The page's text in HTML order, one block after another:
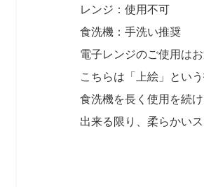
レンジ：使用不可
食洗機：手洗い推奨
電子レンジのご使用はお
こちらは「上絵」とい
食洗機を長く使用を続
出来る限り、柔らかい